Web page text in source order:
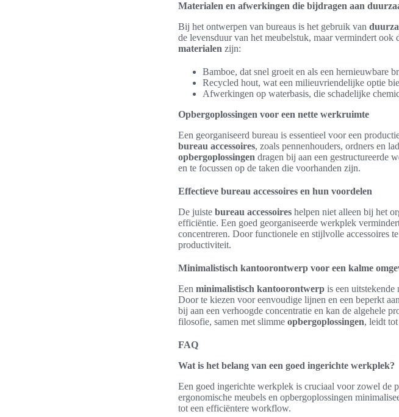
Materialen en afwerkingen die bijdragen aan
Bij het ontwerpen van bureaus is het gebruik van
de levensduur van het meubelstuk, maar vermindert ook
materialen zijn:
Bamboe, dat snel groeit en als een hernieuwbare
Recycled hout, wat een milieuvriendelijke optie
Afwerkingen op waterbasis, die schadelijke
Opbergoplossingen voor een nette werkruimte
Een georganiseerd bureau is essentieel voor een
bureau accessoires, zoals pennenhouders, ordners en
opbergoplossingen dragen bij aan een gestructureerde
en te focussen op de taken die voorhanden zijn.
Effectieve bureau accessoires en hun voordelen
De juiste bureau accessoires helpen niet alleen bij het
efficiëntie. Een goed georganiseerde werkplek
concentreren. Door functionele en stijlvolle accessoires
productiviteit.
Minimalistisch kantoorontwerp voor een kalme
Een minimalistisch kantoorontwerp is een uitstekende
Door te kiezen voor eenvoudige lijnen en een beperkt
bij aan een verhoogde concentratie en kan de algehele
filosofie, samen met slimme opbergoplossingen, leidt
FAQ
Wat is het belang van een goed ingerichte werkplek?
Een goed ingerichte werkplek is cruciaal voor zowel de
ergonomische meubels en opbergoplossingen
tot een efficiëntere workflow.